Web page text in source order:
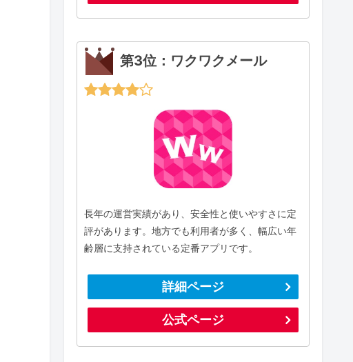
第3位：ワクワクメール
長年の運営実績があり、安全性と使いやすさに定
評があります。地方でも利用者が多く、幅広い年
齢層に支持されている定番アプリです。
詳細ページ
公式ページ